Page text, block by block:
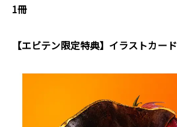
1冊
【エビテン限定特典】イラストカード